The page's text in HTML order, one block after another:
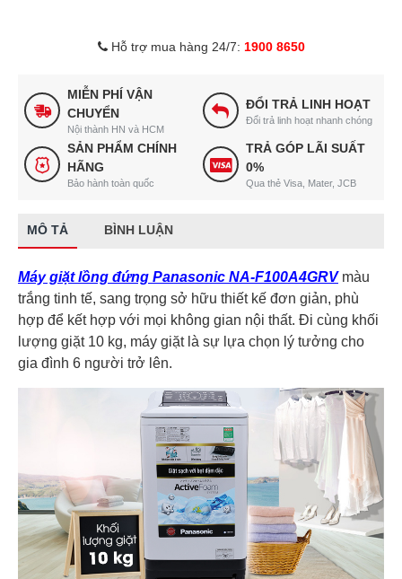
Hỗ trợ mua hàng 24/7: 1900 8650
MIỄN PHÍ VẬN
CHUYỂN
Nội thành HN và HCM
ĐỔI TRẢ LINH HOẠT
Đổi trả linh hoạt nhanh chóng
SẢN PHẨM CHÍNH
HÃNG
Bảo hành toàn quốc
TRẢ GÓP LÃI SUẤT
0%
Qua thẻ Visa, Mater, JCB
MÔ TẢ BÌNH LUẬN
Máy giặt lồng đứng Panasonic NA-F100A4GRVmàu
trắng tinh tế, sang trọng sở hữu thiết kế đơn giản, phù
hợp để kết hợp với mọi không gian nội thất. Đi cùng khối
lượng giặt 10 kg, máy giặt là sự lựa chọn lý tưởng cho
gia đình 6 người trở lên.